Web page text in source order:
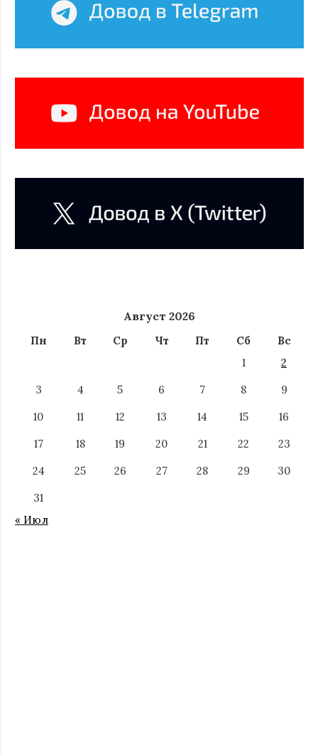
Август 2026
Пн Вт Ср Чт Пт Сб
Вс
1
2
3
4 5 6 7 8
9
10
11 12 13 14 15
16
17
18 19 20 21 22
23
24
25 26 27 28 29
30
31
« Июл